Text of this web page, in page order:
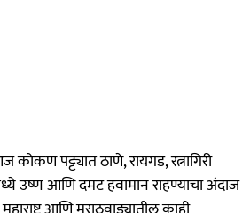
पट्ट्यात ठाणे, रायगड, रत्नागिरी
उष्ण आणि दमट हवामान राहण्याचा अंदाज